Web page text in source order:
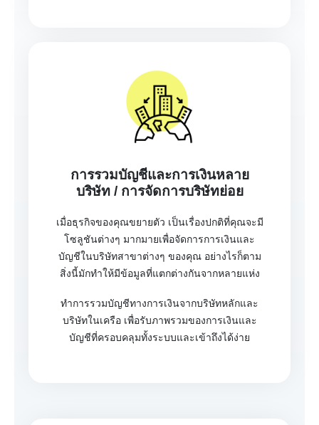
การรวมบัญชีและการเงินหลาย
บริษัท / การจัดการบริษัทย่อย
เมื่อธุรกิจของคุณขยายตัว เป็นเรื่องปกติที่คุณจะมี
โซลูชันต่างๆ มากมายเพื่อจัดการการเงินและ
บัญชีในบริษัทสาขาต่างๆ ของคุณ อย่างไรก็ตาม
สิ่งนี้มักทำให้มีข้อมูลที่แตกต่างกันจากหลายแห่ง
ทำการรวมบัญชีทางการเงินจากบริษัทหลักและ
บริษัทในเครือ เพื่อรับภาพรวมของการเงินและ
บัญชีที่ครอบคลุมทั้งระบบและเข้าถึงได้ง่าย